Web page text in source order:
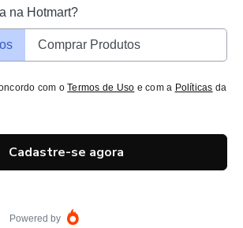
na Hotmart?
Comprar Produtos
com oTermos de Uso e com a Políticas da
Cadastre-se agora
Powered by